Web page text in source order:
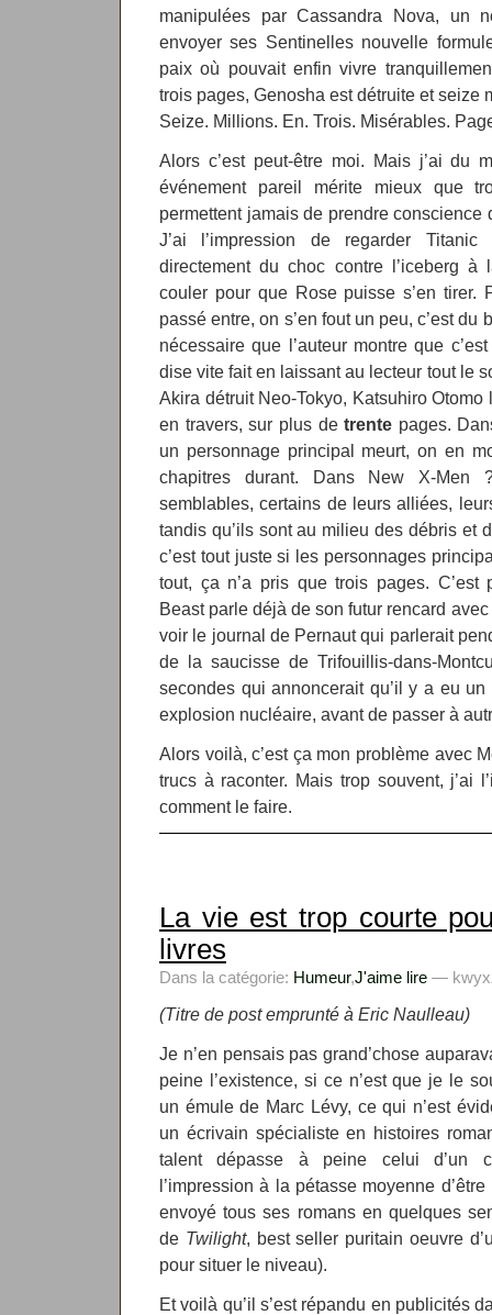
manipulées par Cassandra Nova, un
envoyer ses Sentinelles nouvelle
paix où pouvait enfin vivre
trois pages, Genosha est détruite et seize
Seize. Millions. En. Trois. Misérables.
Alors c’est peut-être moi. Mais j’ai du
événement pareil mérite mieux que
permettent jamais de prendre conscience
J’ai l’impression de regarder
directement du choc contre l’iceberg
couler pour que Rose puisse s’en tirer.
passé entre, on s’en fout un peu, c’est du
nécessaire que l’auteur montre que
dise vite fait en laissant au lecteur tout le
Akira détruit Neo-Tokyo, Katsuhiro
en travers, sur plus detrente pages.
un personnage principal meurt, on en
chapitres durant. Dans New X-
semblables, certains de leurs alliées,
tandis qu’ils sont au milieu des débris et
c’est tout juste si les personnages
tout, ça n’a pris que trois pages. C’est
Beast parle déjà de son futur rencard avec
voir le journal de Pernaut qui parlerait
de la saucisse de Trifouillis-dans-
secondes qui annoncerait qu’il y a eu
explosion nucléaire, avant de passer à
Alors voilà, c’est ça mon problème avec
trucs à raconter. Mais trop souvent, j’ai
comment le faire.
La vie est trop courte
livres
Dans la catégorie: Humeur,J'aime lire —
(Titre de post emprunté à Eric Naulleau)
Je n’en pensais pas grand’chose
peine l’existence, si ce n’est que je le
un émule de Marc Lévy, ce qui n’est
un écrivain spécialiste en histoires
talent dépasse à peine celui d’un
l’impression à la pétasse moyenne
envoyé tous ses romans en quelques
de Twilight, best seller puritain oeuvre
pour situer le niveau).
Et voilà qu’il s’est répandu en publicités